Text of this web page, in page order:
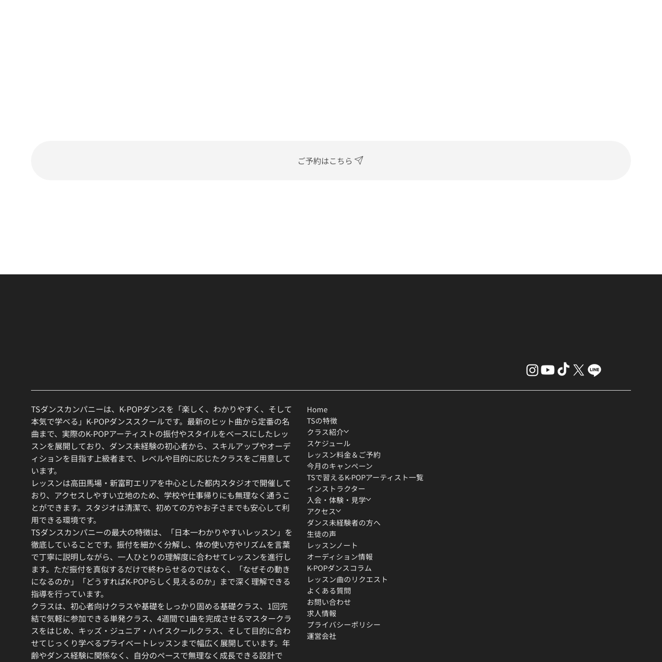
ご予約はこちら
TSダンスカンパニーは、K-POPダンスを「楽しく、わかりやすく、そして
本気で学べる」K-POPダンススクールです。最新のヒット曲から定番の名
曲まで、実際のK-POPアーティストの振付やスタイルをベースにしたレッ
スンを展開しており、ダンス未経験の初心者から、スキルアップやオーデ
ィションを目指す上級者まで、レベルや目的に応じたクラスをご用意して
います。
レッスンは高田馬場・新富町エリアを中心とした都内スタジオで開催して
おり、アクセスしやすい立地のため、学校や仕事帰りにも無理なく通うこ
とができます。スタジオは清潔で、初めての方やお子さまでも安心して利
用できる環境です。
TSダンスカンパニーの最大の特徴は、「日本一わかりやすいレッスン」を
徹底していることです。振付を細かく分解し、体の使い方やリズムを言葉
で丁寧に説明しながら、一人ひとりの理解度に合わせてレッスンを進行し
ます。ただ振付を真似するだけで終わらせるのではなく、「なぜその動き
になるのか」「どうすればK-POPらしく見えるのか」まで深く理解できる
指導を行っています。
クラスは、初心者向けクラスや基礎をしっかり固める基礎クラス、1回完
結で気軽に参加できる単発クラス、4週間で1曲を完成させるマスタークラ
スをはじめ、キッズ・ジュニア・ハイスクールクラス、そして目的に合わ
せてじっくり学べるプライベートレッスンまで幅広く展開しています。年
齢やダンス経験に関係なく、自分のペースで無理なく成長できる設計で
Home
TSの特徴
クラス紹介
スケジュール
レッスン料金＆ご予約
今月のキャンペーン
TSで習えるK-POPアーティスト一覧
インストラクター
入会・体験・見学
アクセス
ダンス未経験者の方へ
生徒の声
レッスンノート
オーディション情報
K-POPダンスコラム
レッスン曲のリクエスト
よくある質問
お問い合わせ
求人情報
プライバシーポリシー
運営会社